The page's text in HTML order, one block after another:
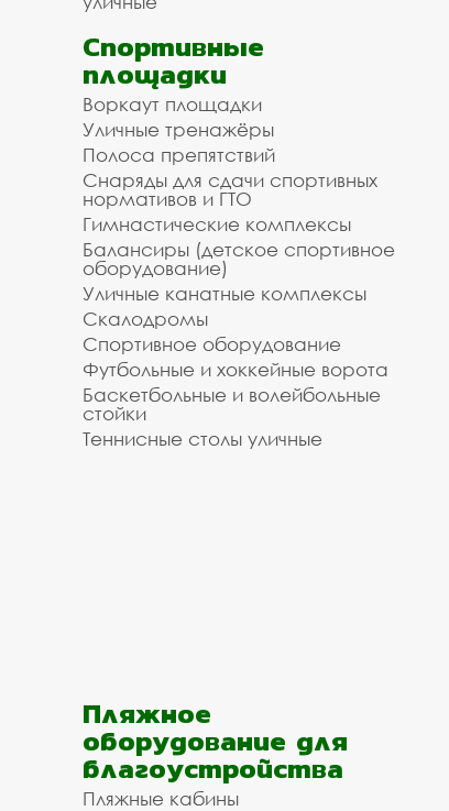
Спортивные
площадки
Воркаут площадки
Уличные тренажёры
Полоса препятствий
Снаряды для сдачи спортивных
нормативов и ГТО
Гимнастические комплексы
Балансиры (детское спортивное
оборудование)
Уличные канатные комплексы
Скалодромы
Спортивное оборудование
Футбольные и хоккейные ворота
Баскетбольные и волейбольные
стойки
Теннисные столы уличные
Пляжное
оборудование для
благоустройства
Пляжные кабины